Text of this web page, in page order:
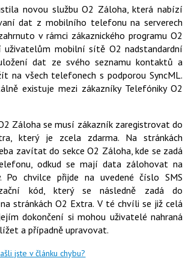
l
e
t
j
t
e
n
a
a
c
e
b
u
j
t
n
a
i
X
novou službu O2 Záloha, která nabízí
dat z mobilního telefonu na serverech
v rámci zákaznického programu O2
uživatelům mobilní sítě O2 nadstandardní
dat ze svého seznamu kontaktů a
na všech telefonech s podporou SyncML.
existuje mezi zákazníky Telefóniky O2
Záloha se musí zákazník zaregistrovat do
který je zcela zdarma. Na stránkách
zavítat do sekce O2 Záloha, kde se zadá
odkud se mají data zálohovat na
Po chvilce přijde na uvedené číslo SMS
kód, který se následně zadá do
stránkách O2 Extra. V té chvíli se již celá
dokončení si mohou uživatelé nahraná
a případně upravovat.
jste v článku chybu?